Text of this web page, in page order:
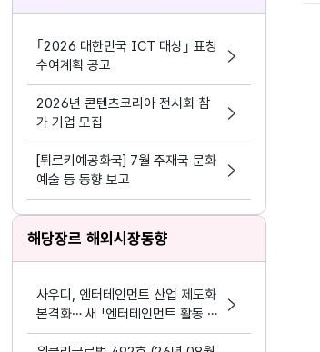
｢2026 대한민국 ICT 대상｣ 표창
수여계획 공고
2026년 콘텐츠코리아 전시회 참
가 기업 모집
[튀르키예공화국] 7월 주재국 문화
예술 등 동향 보고
해당장르 해외시장동향
사우디, 엔터테인먼트 산업 제도화
본격화… 새 「엔터테인먼트 활동 및
지원 활동법」 제정